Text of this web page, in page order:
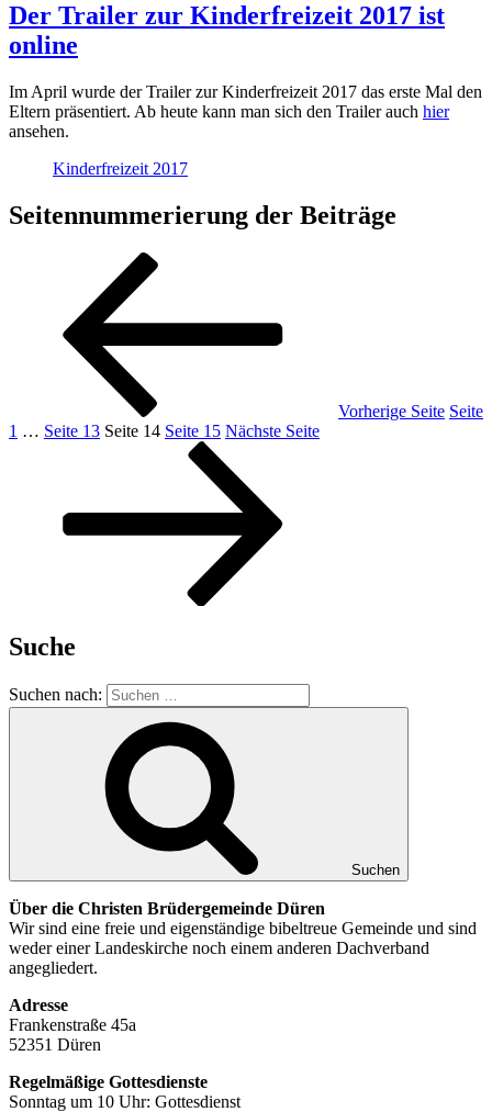
Der Trailer zur Kinderfreizeit 2017 ist
online
Im April wurde der Trailer zur Kinderfreizeit 2017 das erste Mal den
Eltern präsentiert. Ab heute kann man sich den Trailer auch hier
ansehen.
Kinderfreizeit 2017
Seitennummerierung der Beiträge
Vorherige Seite Seite
1 … Seite 13 Seite 14 Seite 15 Nächste Seite
Suche
Suchen nach:
Suchen
Über die Christen Brüdergemeinde Düren
Wir sind eine freie und eigenständige bibeltreue Gemeinde und sind
weder einer Landeskirche noch einem anderen Dachverband
angegliedert.
Adresse
Frankenstraße 45a
52351 Düren
Regelmäßige Gottesdienste
Sonntag um 10 Uhr: Gottesdienst